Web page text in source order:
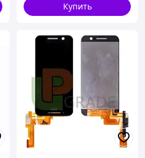
Купить